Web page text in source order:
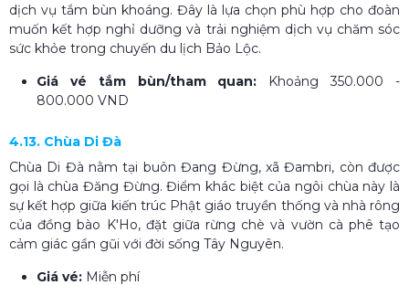
dịch vụ tắm bùn khoáng. Đây là lựa chọn phù hợp cho đoàn
muốn kết hợp nghỉ dưỡng và trải nghiệm dịch vụ chăm sóc
sức khỏe trong chuyến du lịch Bảo Lộc.
Giá vé tắm bùn/tham quan: Khoảng 350.000 -
800.000 VND
4.13. Chùa Di Đà
Chùa Di Đà nằm tại buôn Đang Đừng, xã Đambri, còn được
gọi là chùa Đăng Đừng. Điểm khác biệt của ngôi chùa này là
sự kết hợp giữa kiến trúc Phật giáo truyền thống và nhà rông
của đồng bào K'Ho, đặt giữa rừng chè và vườn cà phê tạo
cảm giác gần gũi với đời sống Tây Nguyên.
Giá vé: Miễn phí